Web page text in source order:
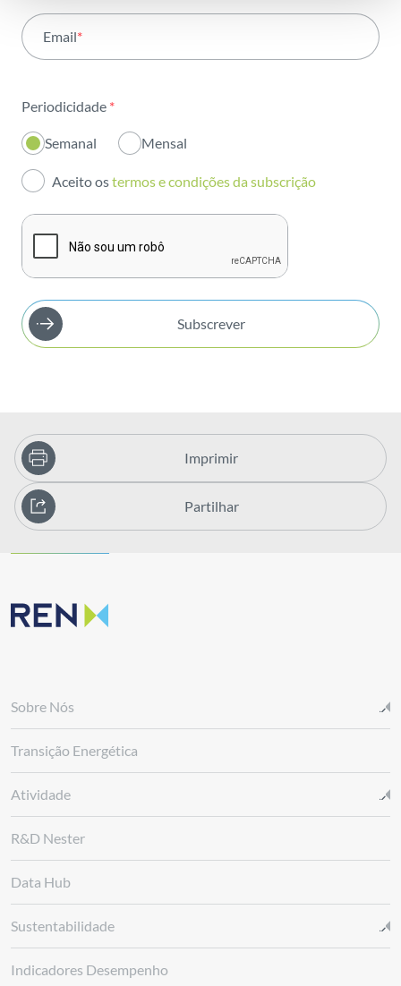
Institucional
Inovação
Investidores
Publicações
Email*
Periodicidade *
Semanal Mensal
Aceito ostermos e condições da subscrição
Subscrever
Imprimir
Partilhar
Sobre Nós
Transição Energética
Atividade
R&D Nester
Data Hub
Sustentabilidade
Indicadores Desempenho